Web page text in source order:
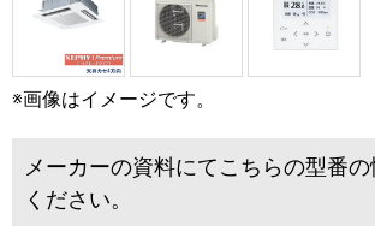
※画像はイメージです。
メーカーの資料にてこちらの型番
ください。